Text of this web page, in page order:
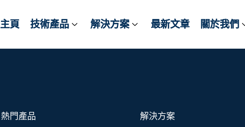
主頁 技術產品 解決方案 最新文章 關於我們
主頁 技術產品 解決方案 最新文章 關於我們
熱門產品 解決方案